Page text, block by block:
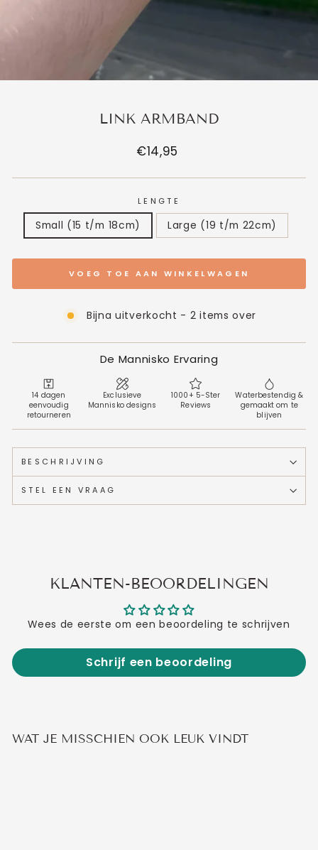
LINK ARMBAND
Normale
€14,95
LENGTE
Small (15 t/m 18cm) Large (19 t/m 22cm)
VOEG TOE AAN WINKELWAGEN
Bijna uitverkocht - 2 items over
De Mannisko Ervaring
14 dagen
eenvoudig
retourneren
Exclusieve
Mannisko designs
1000+ 5-Ster
Reviews
Waterbestendig &
gemaakt om te
blijven
BESCHRIJVING
STEL EEN VRAAG
KLANTEN-BEOORDELINGEN
Wees de eerste om een beoordeling te schrijven
Schrijf een beoordeling
WAT JE MISSCHIEN OOK LEUK VINDT